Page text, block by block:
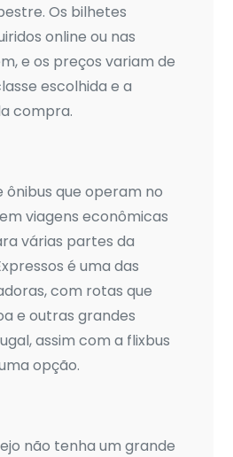
Os bilhetes
online ou nas
e os preços variam de
escolhida e a
compra.
ônibus que operam no
viagens econômicas
várias partes da
é uma das
com rotas que
e outras grandes
assim com a flixbus
opção.
não tenha um grande